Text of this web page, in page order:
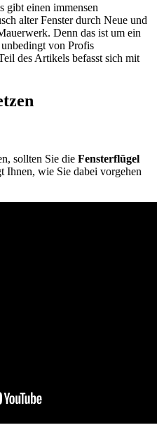
gibt einen immensen
alter Fenster durch Neue und
Denn das ist um ein
von Profis
des Artikels befasst sich mit
sollten Sie die Fensterflügel
Ihnen, wie Sie dabei vorgehen